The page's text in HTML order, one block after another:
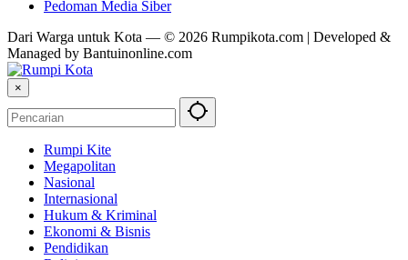
Pedoman Media Siber
Dari Warga untuk Kota — © 2026 Rumpikota.com | Developed &
Managed by Bantuinonline.com
×
Rumpi Kite
Megapolitan
Nasional
Internasional
Hukum & Kriminal
Ekonomi & Bisnis
Pendidikan